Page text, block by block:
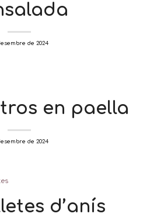
de 2024
en paella
de 2024
d’anís